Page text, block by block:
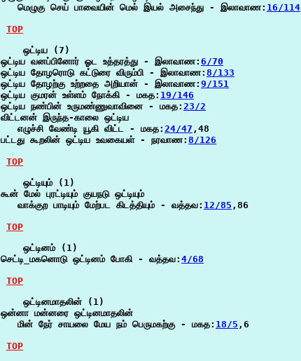
   மெழுகு செய் பாவையின் மெல் இயல் அசைந்து - இலாவாண:
16/114
TOP
    ஒட்டிய (7)
ஒட்டிய வனப்பினோர் ஓட உத்தரத்து - இலாவாண: 6/70
ஒட்டிய தோழரொடு கட்டுரை விரும்பி - இலாவாண: 8/133
ஒட்டிய தோழற்கு உற்றதை அறியான் - இலாவாண: 9/151
ஒட்டிய குமரன் உள்ளம் நோக்கி - மகத: 19/146
ஒட்டிய நண்பின் உருமண்ணுவாவினை - மகத: 23/2
விட்டனன் இருந்த-காலை ஒட்டிய
   எழுச்சி வேண்டி யூகி விட்ட - மகத:
24/47 ,48
பட்டது கூறலின் ஒட்டிய உவகையள் - நரவாண: 8/126
TOP
    ஒட்டியும் (1)
கூன் மேல் புரட்டியும் குயநடு ஒட்டியும்
   வாக்குற பாடியும் மேற்பட கிடத்தியும் - வத்தவ:
12/85 ,86
TOP
    ஒட்டினம் (1)
செட்டி_மகனொடு ஒட்டினம் போகி - வத்தவ: 4/68
TOP
    ஒட்டினமாதலின் (1)
ஒன்னா மன்னரை ஒட்டினமாதலின்
   மின் நேர் சாயலை மேய நம் பெருமகற்கு - மகத:
18/5 ,6
TOP